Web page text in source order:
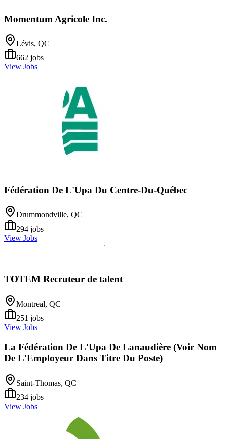
Momentum Agricole Inc.
Lévis, QC
662 jobs
View Jobs
Fédération De L'Upa Du Centre-Du-Québec
Drummondville, QC
294 jobs
View Jobs
TOTEM Recruteur de talent
Montreal, QC
251 jobs
View Jobs
La Fédération De L'Upa De Lanaudière (Voir Nom
De L'Employeur Dans Titre Du Poste)
Saint-Thomas, QC
234 jobs
View Jobs